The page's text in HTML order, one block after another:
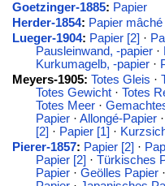
Goetzinger-1885: Papier
Herder-1854: Papier mâché
Lueger-1904: Papier [2] ·
Pausleinwand, -papier·
Kurkumagelb, -papier·
Meyers-1905: Totes Gleis ·
Totes Gewicht· Totes
Totes Meer·
Papier· Allongé-Papier·
[2] · Papier [1] ·
Pierer-1857: Papier [2] ·
Papier [2] · Türkisches
Papier· Geölles Papier·